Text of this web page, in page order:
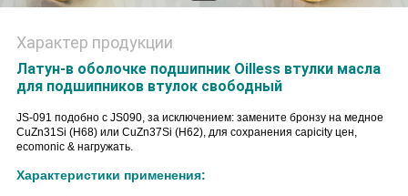
Характер продукции
Латун-в оболочке подшипник Oilless втулки масла
для подшипников втулок свободный
JS-091 подобно с JS090, за исключением: замените бронзу на медное
CuZn31Si (H68) или CuZn37Si (H62), для сохранения capicity цен,
ecomonic & нагружать.
Характеристики применения: